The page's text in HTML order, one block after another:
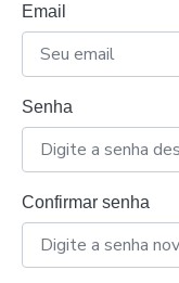
Email
Senha
Confirmar senha